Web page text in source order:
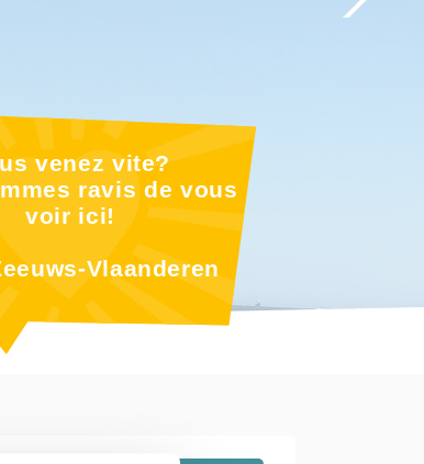
venez vite?
ravis de vous
voir ici!
Vlaanderen